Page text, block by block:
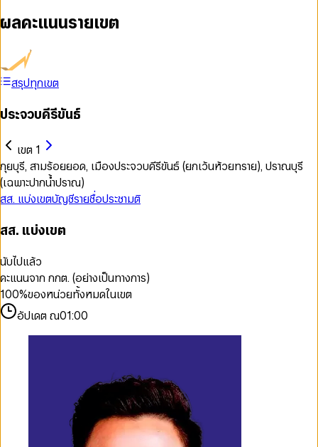
ผลคะแนนรายเขต
สรุปทุกเขต
ประจวบคีรีขันธ์
เขต 1
กุยบุรี, สามร้อยยอด, เมืองประจวบคีรีขันธ์ (ยกเว้นห้วยทราย), ปราณบุรี
(เฉพาะปากน้ำปราณ)
สส. แบ่งเขตบัญชีรายชื่อประชามติ
สส. แบ่งเขต
นับไปแล้ว
คะแนนจาก กกต. (อย่างเป็นทางการ)
100%ของหน่วยทั้งหมดในเขต
อัปเดต ณ01:00